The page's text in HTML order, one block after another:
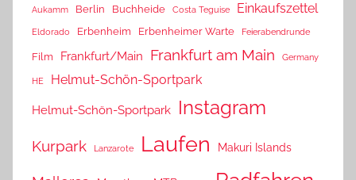
Aukamm Berlin Buchheide Costa Teguise Einkaufszettel
Eldorado Erbenheim Erbenheimer Warte Feierabendrunde
Film Frankfurt/Main Frankfurt am Main Germany
HE Helmut-Schön-Sportpark
Helmut-Schön-Sportpark Instagram
Kurpark Lanzarote Laufen Makuri Islands